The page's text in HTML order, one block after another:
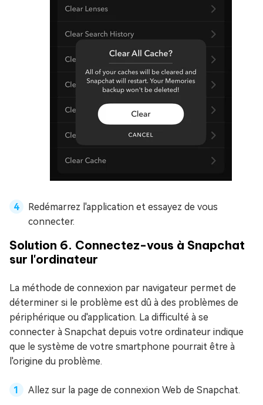
Redémarrez l'application et essayez de vous
connecter.
Solution 6. Connectez-vous à Snapchat
sur l'ordinateur
La méthode de connexion par navigateur permet de
déterminer si le problème est dû à des problèmes de
périphérique ou d'application. La difficulté à se
connecter à Snapchat depuis votre ordinateur indique
que le système de votre smartphone pourrait être à
l'origine du problème.
Allez sur la page de connexion Web de Snapchat.